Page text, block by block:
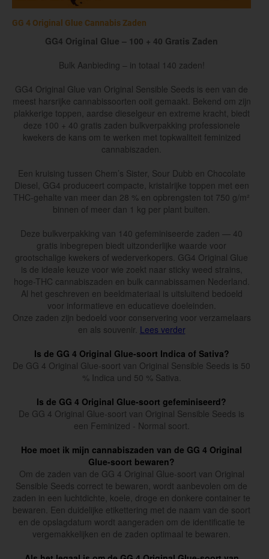
GG 4 Original Glue Cannabis Zaden
GG4 Original Glue – 100 + 40 Gratis Zaden
Bulk Aanbieding – in totaal 140 zaden!
GG4 Original Glue van Original Sensible Seeds is een van de
meest harsrijke cannabissoorten ooit gemaakt. Bekend om zijn
plakkerige toppen, aardse dieselgeur en extreme kracht, biedt
deze 100 + 40 gratis zaden bulkverpakking professionele
kwekers de kans om te werken met topkwaliteit feminized
cannabiszaden.
Een kruising tussen Chem’s Sister, Sour Dubb en Chocolate
Diesel, GG4 produceert compacte, kristalrijke toppen met een
THC-gehalte van meer dan 28 % en opbrengsten tot 750 g/m²
binnen of meer dan 1 kg per plant buiten.
Deze bulkverpakking van 140 gefeminiseerde zaden — 40
gratis inbegrepen biedt uitzonderlijke waarde voor
grootschalige kwekers of wederverkopers. GG4 Original Glue
is de ideale keuze voor wie zoekt naar sticky weed strains,
hoge-THC cannabiszaden en bulk cannabissamen Nederland.
Al het geschreven en beeldmateriaal is uitsluitend bedoeld
voor informatieve en educatieve doeleinden.
Onze zaden zijn bedoeld voor conservering voor verzamelaars
en als souvenir. Lees verder
Is de GG 4 Original Glue-soort Indica of Sativa?
De GG 4 Original Glue-soort van Original Sensible Seeds is 50
% Indica und 50 % Sativa.
Is de GG 4 Original Glue-soort gefeminiseerd?
De GG 4 Original Glue-soort van Original Sensible Seeds is
een Feminized - Normal soort.
Hoe moet ik mijn cannabiszaden van de GG 4 Original
Glue-soort bewaren?
Om de zaden van de GG 4 Original Glue-soort van Original
Sensible Seeds correct te bewaren, wordt aanbevolen om de
zaden in een luchtdichte, koele, droge en donkere container te
bewaren. Een duidelijke etikettering met de naam van de soort
en de opslagdatum wordt aangeraden om de identificatie te
vergemakkelijken en de zaden optimaal te bewaren.